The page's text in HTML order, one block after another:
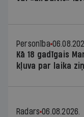
Personība
Kā 18 gadīgais
kļuva par laika
Radars 06.08.2026.